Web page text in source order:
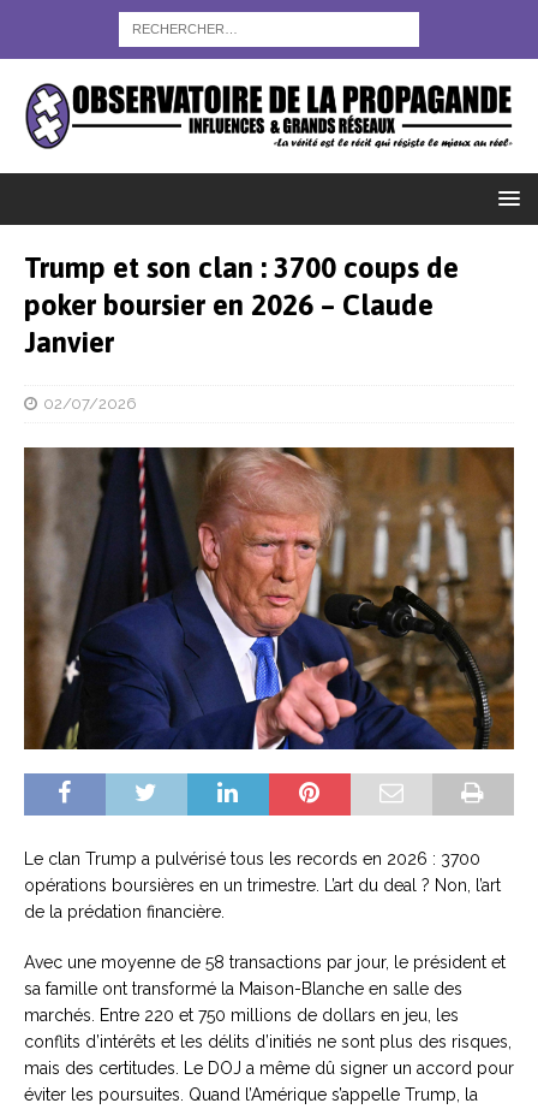
Trump et son clan : 3700 coups de
poker boursier en 2026 – Claude
Janvier
02/07/2026
Le clan Trump a pulvérisé tous les records en 2026 : 3700
opérations boursières en un trimestre. L’art du deal ? Non, l’art
de la prédation financière.
Avec une moyenne de 58 transactions par jour, le président et
sa famille ont transformé la Maison-Blanche en salle des
marchés. Entre 220 et 750 millions de dollars en jeu, les
conflits d’intérêts et les délits d’initiés ne sont plus des risques,
mais des certitudes. Le DOJ a même dû signer un accord pour
éviter les poursuites. Quand l’Amérique s’appelle Trump, la